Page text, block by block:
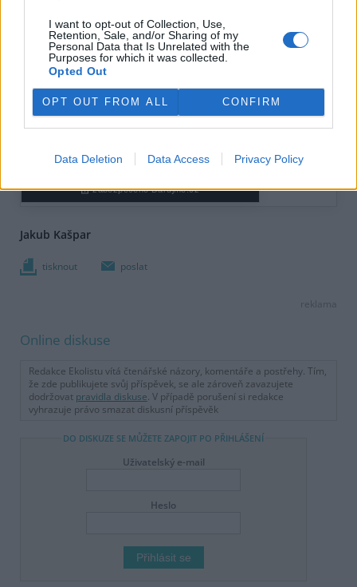
I want to opt-out of Collection, Use,
Retention, Sale, and/or Sharing of my
Personal Data that Is Unrelated with the
Purposes for which it was collected.
Opted Out
OPT OUT FROM ALL CONFIRM
Data Deletion Data Access Privacy Policy
Jakub Kašpar
tisknout poslat
reklama
Online diskuse
Redakce Ekolistu vítá čtenářské názory, komentáře a postřehy. Tím,
že zde publikujete svůj příspěvek, se ale zároveň zavazujete
dodržovat pravidla diskuse. V případě porušení si redakce
vyhrazuje právo smazat diskusní příspěvěk
DO DISKUZE SE MŮŽETE ZAPOJIT PO PŘIHLÁŠENÍ
Uživatelský e-mail
Heslo